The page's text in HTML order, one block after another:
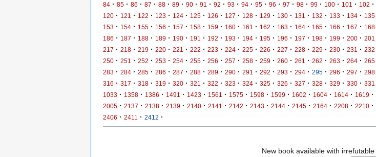
84 · 85 · 86 · 87 · 88 · 89 · 90 · 91 · 92 · 93 · 94 · 95 · 96 · 97 · 98 · 99 · 100 · 101 · 102 ·
120 · 121 · 122 · 123 · 124 · 125 · 126 · 127 · 128 · 129 · 130 · 131 · 132 · 133 · 134 · 135
153 · 154 · 155 · 156 · 157 · 158 · 159 · 160 · 161 · 162 · 163 · 164 · 165 · 166 · 167 · 168
186 · 187 · 188 · 189 · 190 · 191 · 192 · 193 · 194 · 195 · 196 · 197 · 198 · 199 · 200 · 201
217 · 218 · 219 · 220 · 221 · 222 · 223 · 224 · 225 · 226 · 227 · 228 · 229 · 230 · 231 · 232
250 · 251 · 252 · 253 · 254 · 255 · 256 · 257 · 258 · 259 · 260 · 261 · 262 · 263 · 264 · 265
283 · 284 · 285 · 286 · 287 · 288 · 289 · 290 · 291 · 292 · 293 · 294 · 295 · 296 · 297 · 298
316 · 317 · 318 · 319 · 320 · 321 · 322 · 323 · 324 · 325 · 326 · 327 · 328 · 329 · 330 · 331
1033 · 1358 · 1386 · 1491 · 1423 · 1561 · 1575 · 1598 · 1599 · 1602 · 1604 · 1614 · 1619 ·
2005 · 2137 · 2138 · 2139 · 2140 · 2141 · 2142 · 2143 · 2144 · 2145 · 2164 · 2208 · 2210 ·
2406 · 2411 · 2412 ·
New book available with